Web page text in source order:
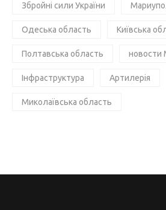
Збройні сили України
Одеська область Київська
Полтавська область новости
Інфраструктура Артилерія
Миколаївська область